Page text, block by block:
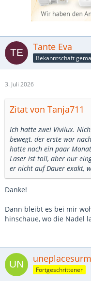
Tante Eva
Bekanntschaft
3. Juli 2026
Zitat von Tanja711
Ich hatte zwei Vivilux.
bewegt, der erste war
hatte nach ein paar
Laser ist toll, aber nur
er nicht auf Dauer exakt,
Danke!
Dann bleibt es bei mir
hinschaue, wo die Nadel
Fortgeschrittener